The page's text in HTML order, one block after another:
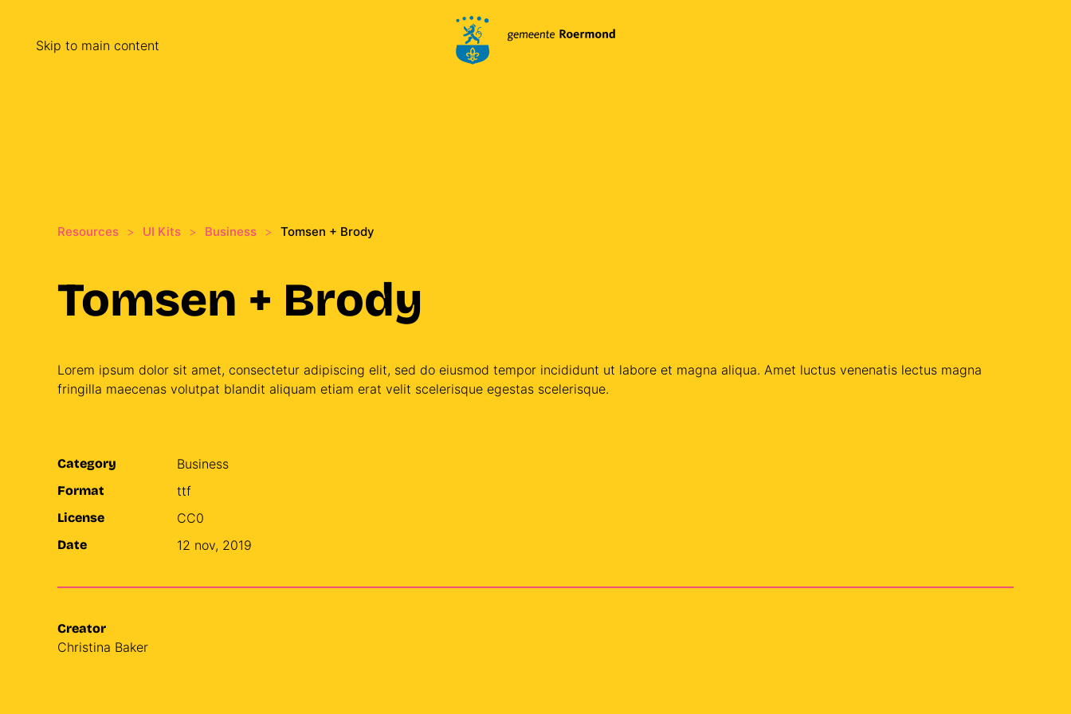
Skip to main content
Resources UI Kits Busi­ness Tomsen + Brody
Tomsen + Brody
Lorem ipsum dolor sit amet, consectetur adipiscing elit, sed do eiusmod tempor incididunt ut labore et magna aliqua. Amet luctus venenatis lectus magna
fringilla maecenas volutpat blandit aliquam etiam erat velit scelerisque egestas scelerisque.
Category Busi­ness
Format ttf
License CC0
Date 12 nov, 2019
Creator
Christina Baker